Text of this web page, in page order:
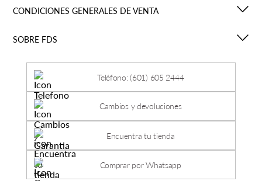
CONDICIONES GENERALES DE VENTA
SOBRE FDS
Teléfono: (601) 605 2444
Cambios y devoluciones
Encuentra tu tienda
Comprar por Whatsapp